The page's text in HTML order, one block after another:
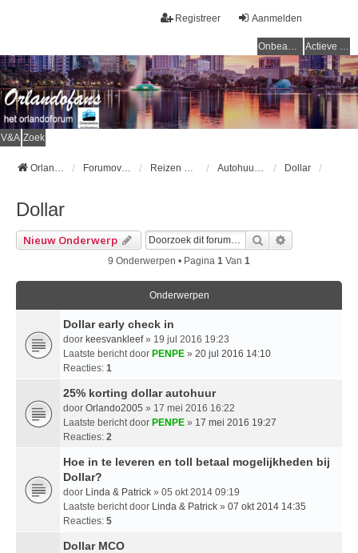
Aanmelden
Registreer
Onbeantwoorde onderwerpen Actieve onderwerpen
V&A Zoek
Orlandofans Homepage Forumoverzicht Reizen & vervoer Autohuur & Openbaar vervoer Dollar
Dollar
Nieuw Onderwerp Zoek
9 Onderwerpen • Pagina 1 Van 1
Onderwerpen
Dollar early check in
door keesvankleef» 19 jul 2016 19:23
Laatste bericht door PENPE » 20 jul 2016 14:10
Reacties: 1
25% korting dollar autohuur
door Orlando2005 » 17 mei 2016 16:22
Laatste bericht door PENPE » 17 mei 2016 19:27
Reacties: 2
Hoe in te leveren en toll betaal mogelijkheden bij
Dollar?
door Linda & Patrick » 05 okt 2014 09:19
Laatste bericht door Linda & Patrick » 07 okt 2014 14:35
Reacties: 5
Dollar MCO